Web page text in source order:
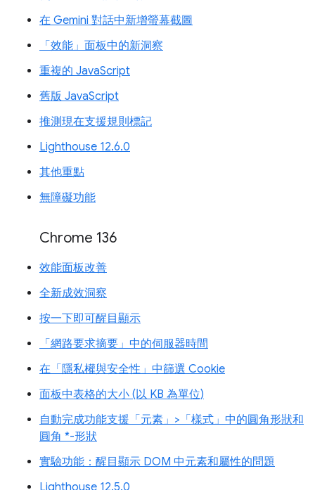
在 Gemini 對話中新增螢幕截圖
「效能」面板中的新洞察
重複的 JavaScript
舊版 JavaScript
推測現在支援規則標記
Lighthouse 12.6.0
其他重點
無障礙功能
Chrome 136
效能面板改善
全新成效洞察
按一下即可醒目顯示
「網路要求摘要」中的伺服器時間
在「隱私權與安全性」中篩選 Cookie
面板中表格的大小 (以 KB 為單位)
自動完成功能支援「元素」>「樣式」中的圓角形狀和
圓角 *-形狀
實驗功能：醒目顯示 DOM 中元素和屬性的問題
Lighthouse 12.5.0